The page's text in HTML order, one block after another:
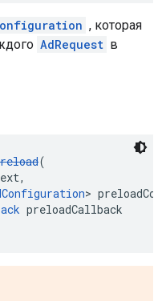
, которая
AdRequest в
(
>
preloadCallback